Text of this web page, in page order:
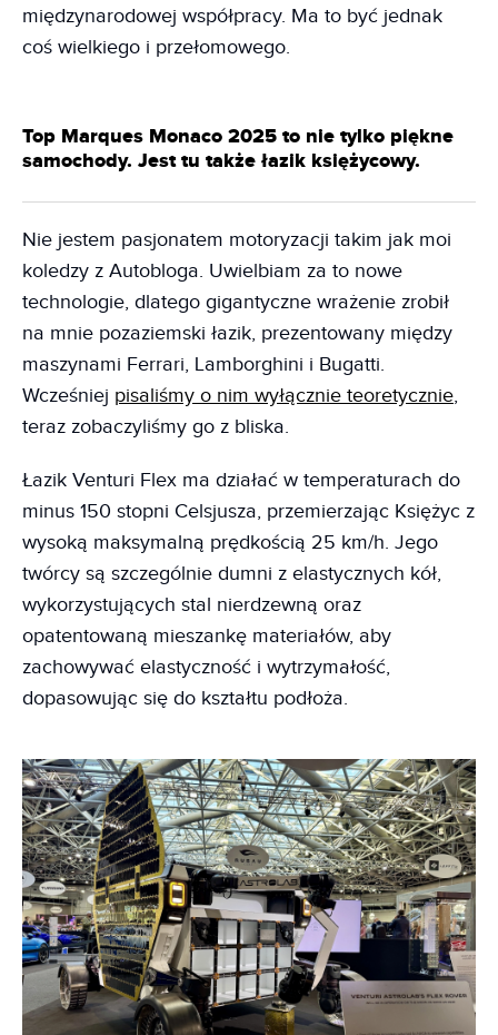
międzynarodowej współpracy. Ma to być jednak
coś wielkiego i przełomowego.
Top Marques Monaco 2025 to nie tylko piękne
samochody. Jest tu także łazik księżycowy.
Nie jestem pasjonatem motoryzacji takim jak moi
koledzy z Autobloga. Uwielbiam za to nowe
technologie, dlatego gigantyczne wrażenie zrobił
na mnie pozaziemski łazik, prezentowany między
maszynami Ferrari, Lamborghini i Bugatti.
Wcześniej pisaliśmy o nim wyłącznie teoretycznie,
teraz zobaczyliśmy go z bliska.
Łazik Venturi Flex ma działać w temperaturach do
minus 150 stopni Celsjusza, przemierzając Księżyc z
wysoką maksymalną prędkością 25 km/h. Jego
twórcy są szczególnie dumni z elastycznych kół,
wykorzystujących stal nierdzewną oraz
opatentowaną mieszankę materiałów, aby
zachowywać elastyczność i wytrzymałość,
dopasowując się do kształtu podłoża.